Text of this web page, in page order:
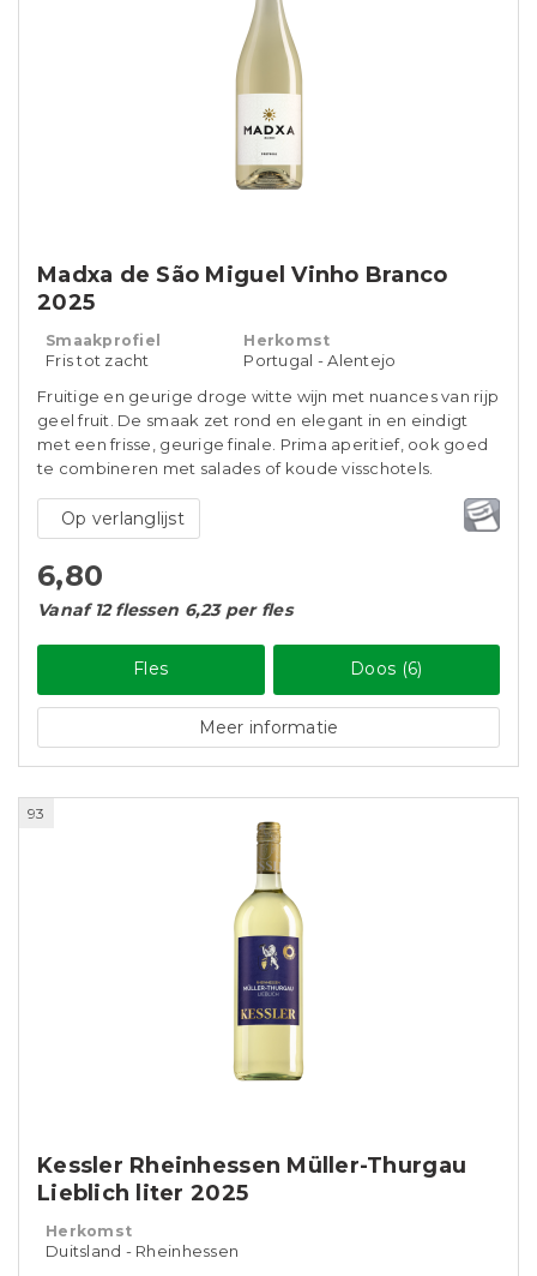
Madxa de São Miguel Vinho Branco
2025
Smaakprofiel
Fris tot zacht
Herkomst
Portugal - Alentejo
Fruitige en geurige droge witte wijn met nuances van rijp
geel fruit. De smaak zet rond en elegant in en eindigt
met een frisse, geurige finale. Prima aperitief, ook goed
te combineren met salades of koude visschotels.
Op verlanglijst
6,80
Vanaf 12 flessen 6,23 per fles
Fles Doos (6)
Meer informatie
93
Kessler Rheinhessen Müller-Thurgau
Lieblich liter 2025
Herkomst
Duitsland - Rheinhessen